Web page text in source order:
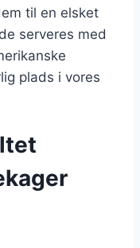
til en elsket
serveres med
plads i vores